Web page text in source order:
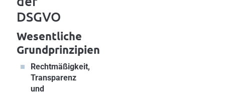
DSGVO
Wesentliche
Grundprinzipien
Rechtmäßigkeit,
Transparenz
und